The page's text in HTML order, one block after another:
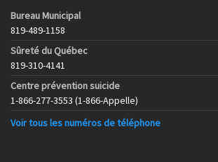
Bureau Municipal
819-489-1158
Sûreté du Québec
819-310-4141
Centre prévention suicide
1-866-277-3553 (1-866-Appelle)
Voir tous les numéros de téléphone